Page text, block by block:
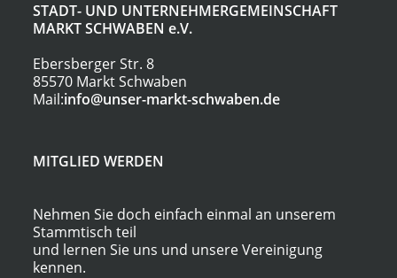
STADT- UND UNTERNEHMERGEMEINSCHAFT
MARKT SCHWABEN e.V.
Ebersberger Str. 8
85570 Markt Schwaben
Mail:info@unser-markt-schwaben.de
MITGLIED WERDEN
Nehmen Sie doch einfach einmal an unserem
Stammtisch teil
und lernen Sie uns und unsere Vereinigung
kennen.